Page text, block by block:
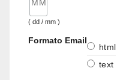
( dd / mm )
Formato Email
html
text